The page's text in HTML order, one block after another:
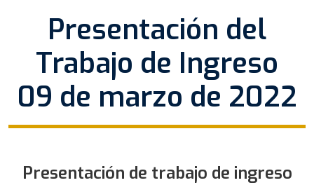
Presentación del
Trabajo de Ingreso
09 de marzo de 2022
Presentación de trabajo de ingreso